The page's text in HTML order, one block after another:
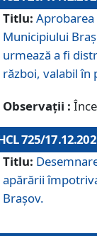
Titlu:
Municipiului
urmează a fi
război, valabil în
Observații :
725/
Titlu:
apărării
Brașov.